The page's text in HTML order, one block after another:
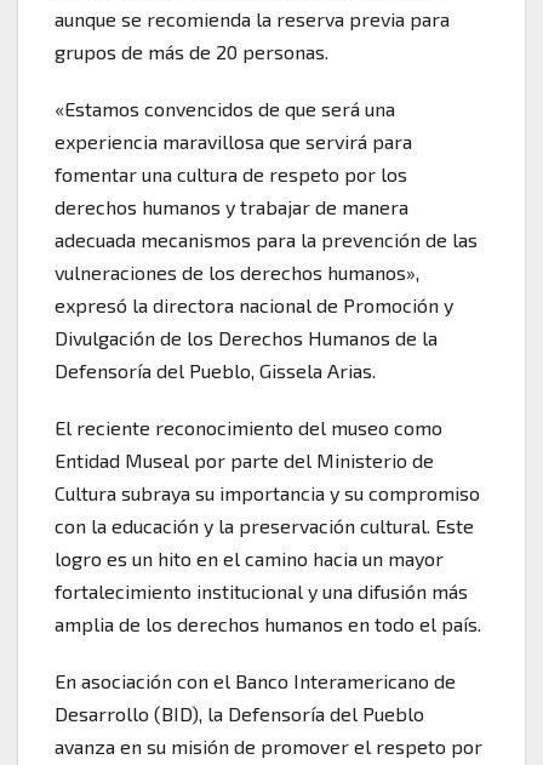
aunque se recomienda la reserva previa para
grupos de más de 20 personas.
«Estamos convencidos de que será una
experiencia maravillosa que servirá para
fomentar una cultura de respeto por los
derechos humanos y trabajar de manera
adecuada mecanismos para la prevención de las
vulneraciones de los derechos humanos»,
expresó la directora nacional de Promoción y
Divulgación de los Derechos Humanos de la
Defensoría del Pueblo, Gissela Arias.
El reciente reconocimiento del museo como
Entidad Museal por parte del Ministerio de
Cultura subraya su importancia y su compromiso
con la educación y la preservación cultural. Este
logro es un hito en el camino hacia un mayor
fortalecimiento institucional y una difusión más
amplia de los derechos humanos en todo el país.
En asociación con el Banco Interamericano de
Desarrollo (BID), la Defensoría del Pueblo
avanza en su misión de promover el respeto por